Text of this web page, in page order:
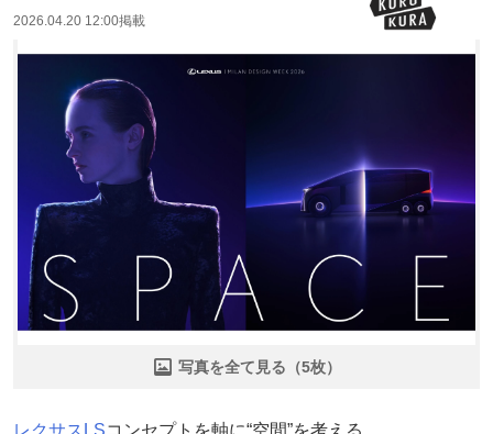
2026.04.20 12:00掲載
写真を全て見る（5枚）
レクサス LSコンセプトを軸に“空間”を考える